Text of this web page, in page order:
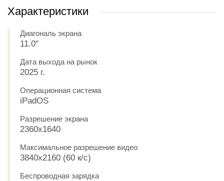
Характеристики
Диагональ экрана
11.0"
Дата выхода на рынок
2025 г.
Операционная система
iPadOS
Разрешение экрана
2360x1640
Максимальное разрешение видео
3840x2160 (60 к/с)
Беспроводная зарядка